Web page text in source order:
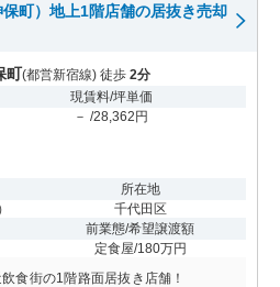
町）地上1階店舗の居抜き売却
町(都営新宿線) 徒歩 2分
現賃料/坪単価
－ /28,362円
）
所在地
千代田区
前業態/希望譲渡額
定食屋/180万円
食街の1階路面居抜き店舗！